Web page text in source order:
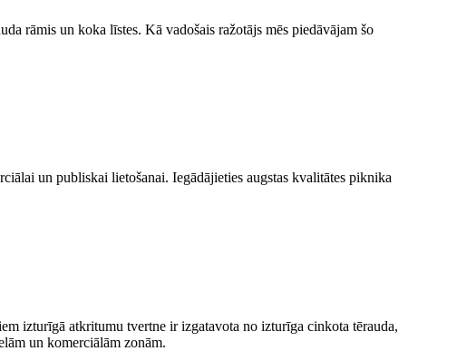
rāmis un koka līstes. Kā vadošais ražotājs mēs piedāvājam šo
un publiskai lietošanai. Iegādājieties augstas kvalitātes piknika
izturīgā atkritumu tvertne ir izgatavota no izturīga cinkota tērauda,
un komerciālām zonām.